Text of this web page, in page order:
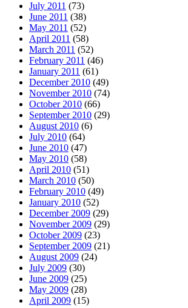
July 2011 (73)
June 2011 (38)
May 2011 (52)
April 2011 (58)
March 2011 (52)
February 2011 (46)
January 2011 (61)
December 2010 (49)
November 2010 (74)
October 2010 (66)
September 2010 (29)
August 2010 (6)
July 2010 (64)
June 2010 (47)
May 2010 (58)
April 2010 (51)
March 2010 (50)
February 2010 (49)
January 2010 (52)
December 2009 (29)
November 2009 (29)
October 2009 (23)
September 2009 (21)
August 2009 (24)
July 2009 (30)
June 2009 (25)
May 2009 (28)
April 2009 (15)